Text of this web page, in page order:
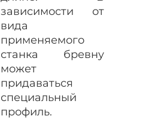
зависимости от
вида
применяемого
станка бревну
может
придаваться
специальный
профиль.